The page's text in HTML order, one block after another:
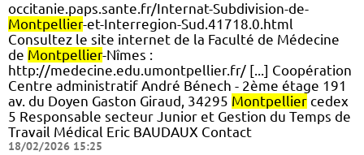
occitanie.paps.sante.fr/Internat-Subdivision-de-
Montpellier-et-Interregion-Sud.41718.0.html
Consultez le site internet de la Faculté de Médecine
de Montpellier-Nîmes :
http://medecine.edu.umontpellier.fr/ [...] Coopération
Centre administratif André Bénech - 2ème étage 191
av. du Doyen Gaston Giraud, 34295 Montpellier cedex
5 Responsable secteur Junior et Gestion du Temps de
Travail Médical Eric BAUDAUX Contact
18/02/2026 15:25